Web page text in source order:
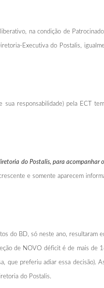
na condição de
Executiva do Postalis,
responsabilidade) pela ECT
do Postalis, para acompanhar
e somente aparecem
do BD, só neste ano,
de NOVO déficit é de mais
preferiu adiar essa decisão).
do Postalis.